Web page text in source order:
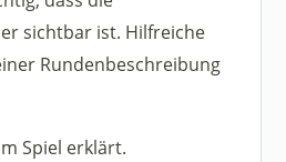
sichtbar ist. Hilfreiche
Rundenbeschreibung
Spiel erklärt.